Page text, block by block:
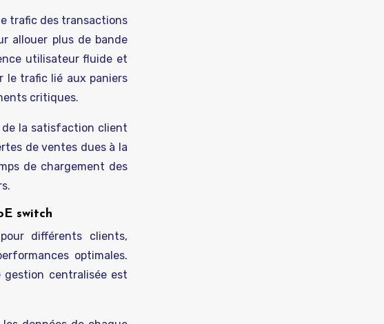
trafic des transactions
allouer plus de bande
utilisateur fluide et
le trafic lié aux paniers
critiques.
de la satisfaction client
de ventes dues à la
de chargement des
switch
différents clients,
optimales.
centralisée est